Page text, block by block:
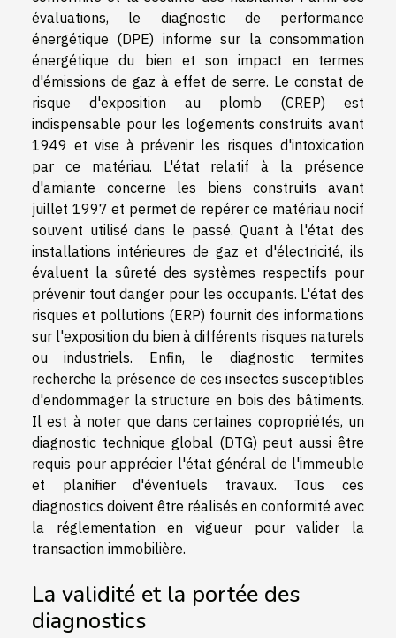
évaluations, le diagnostic de performance
énergétique (DPE) informe sur la consommation
énergétique du bien et son impact en termes
d'émissions de gaz à effet de serre. Le constat de
risque d'exposition au plomb (CREP) est
indispensable pour les logements construits avant
1949 et vise à prévenir les risques d'intoxication
par ce matériau. L'état relatif à la présence
d'amiante concerne les biens construits avant
juillet 1997 et permet de repérer ce matériau nocif
souvent utilisé dans le passé. Quant à l'état des
installations intérieures de gaz et d'électricité, ils
évaluent la sûreté des systèmes respectifs pour
prévenir tout danger pour les occupants. L'état des
risques et pollutions (ERP) fournit des informations
sur l'exposition du bien à différents risques naturels
ou industriels. Enfin, le diagnostic termites
recherche la présence de ces insectes susceptibles
d'endommager la structure en bois des bâtiments.
Il est à noter que dans certaines copropriétés, un
diagnostic technique global (DTG) peut aussi être
requis pour apprécier l'état général de l'immeuble
et planifier d'éventuels travaux. Tous ces
diagnostics doivent être réalisés en conformité avec
la réglementation en vigueur pour valider la
transaction immobilière.
La validité et la portée des
diagnostics